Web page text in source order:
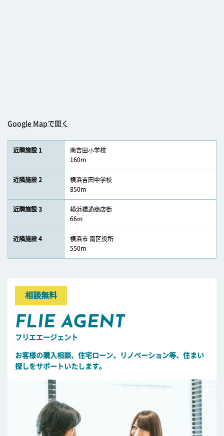
Google Mapで開く
近隣施設 1
南吉田⼩学校
160m
近隣施設 2
横浜吉田中学校
850m
近隣施設 3
横浜橋通商店街
66m
近隣施設 4
横浜市 南区役所
550m
相談無料
FLIE AGENT
フリエエージェント
お客様の購入相談、住宅ローン、リノベーション等、住まい
探しをサポートいたします。